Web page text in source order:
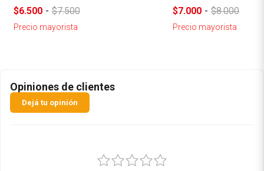
$6.500 - $7.500
Precio mayorista
$7.000 - $8.000
Precio mayorista
Opiniones de clientes
Dejá tu opinión